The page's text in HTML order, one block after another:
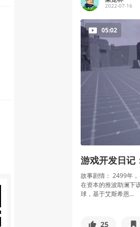
2022-07-16
05:02
游戏开发日记
故事剧情： 2499年
在资本的推波助澜下
球，基于艾斯希恩...
25